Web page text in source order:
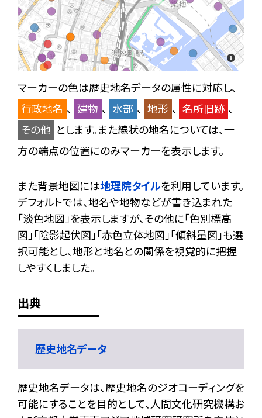
マーカーの色は歴史地名データの属性に対応し、
行政地名 、 建物 、 水部 、 地形 、 名所旧跡 、
その他 とします。また線状の地名については、一
方の端点の位置にのみマーカーを表示します。
また背景地図には地理院タイルを利用しています。
デフォルトでは、地名や地物などが書き込まれた
「淡色地図」を表示しますが、その他に「色別標高
図」「陰影起伏図」「赤色立体地図」「傾斜量図」も選
択可能とし、地形と地名との関係を視覚的に把握
しやすくしました。
出典
歴史地名データ
歴史地名データは、歴史地名のジオコーディングを
可能にすることを目的として、人間文化研究機構お